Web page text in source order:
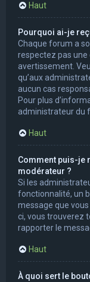
Haut
Pourquoi ai-je
Chaque forum a
respectez pas une
avertissement.
qu’aux
aucun cas
Pour plus
administrateur du
Haut
Comment puis-je
modérateur ?
Si les
fonctionnalité, un
message que
ci, vous trouverez
rapporter le
Haut
À quoi sert le